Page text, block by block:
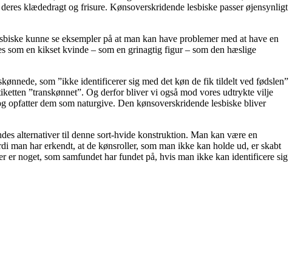
klædedragt og frisure. Kønsoverskridende lesbiske passer øjensynligt
kunne se eksempler på at man kan have problemer med at have en
som en kikset kvinde – som en grinagtig figur – som den hæslige
som ”ikke identificerer sig med det køn de fik tildelt ved fødslen”
”transkønnet”. Og derfor bliver vi også mod vores udtrykte vilje
opfatter dem som naturgive. Den kønsoverskridende lesbiske bliver
alternativer til denne sort-hvide konstruktion. Man kan være en
har erkendt, at de kønsroller, som man ikke kan holde ud, er skabt
noget, som samfundet har fundet på, hvis man ikke kan identificere sig